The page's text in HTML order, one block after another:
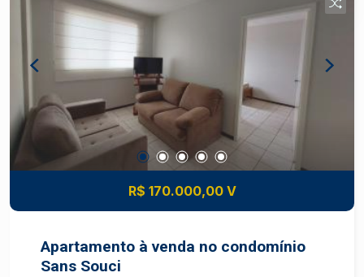
R$ 170.000,00 V
Apartamento à venda no condomínio
Sans Souci